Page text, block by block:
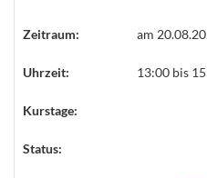
Zeitraum: am
Uhrzeit: 13:00 bis
Kurstage:
Status: